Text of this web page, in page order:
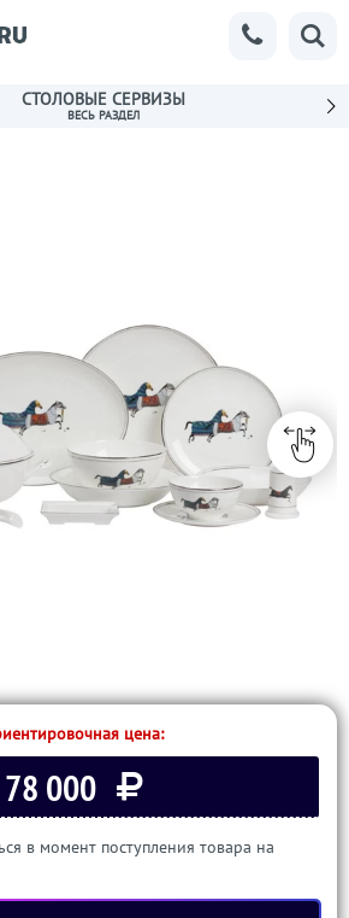
СТОЛОВЫЕ СЕРВИЗЫ
цена:
78 000
в момент поступления товара на